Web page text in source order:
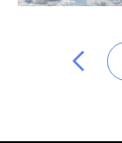
Ga
de